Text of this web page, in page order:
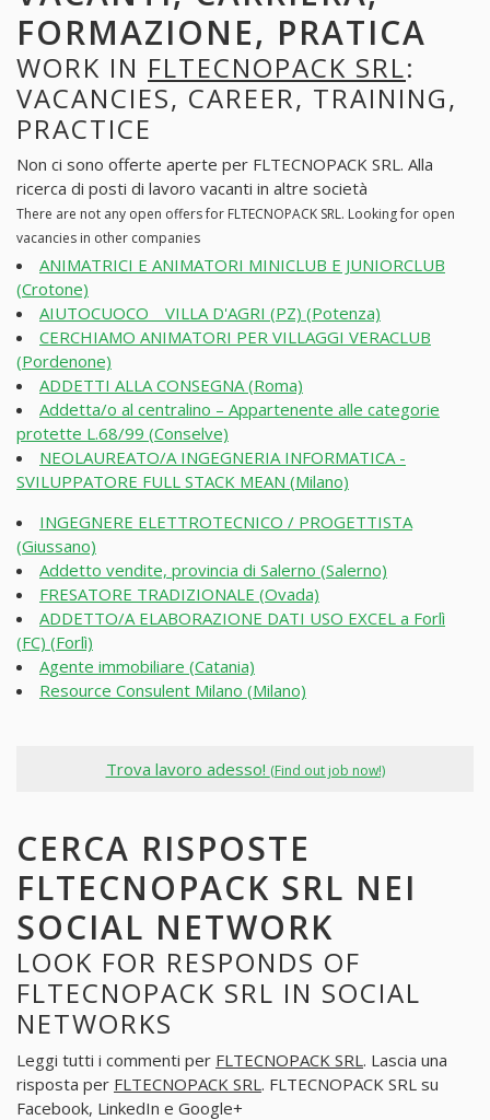
FORMAZIONE, PRATICA
WORK IN FLTECNOPACK SRL:
VACANCIES, CAREER, TRAINING,
PRACTICE
Non ci sono offerte aperte per FLTECNOPACK SRL. Alla
ricerca di posti di lavoro vacanti in altre società
There are not any open offers for FLTECNOPACK SRL. Looking for open
vacancies in other companies
ANIMATRICI E ANIMATORI MINICLUB E JUNIORCLUB
(Crotone)
AIUTOCUOCO _ VILLA D'AGRI (PZ) (Potenza)
CERCHIAMO ANIMATORI PER VILLAGGI VERACLUB
(Pordenone)
ADDETTI ALLA CONSEGNA (Roma)
Addetta/o al centralino – Appartenente alle categorie
protette L.68/99 (Conselve)
NEOLAUREATO/A INGEGNERIA INFORMATICA -
SVILUPPATORE FULL STACK MEAN (Milano)
INGEGNERE ELETTROTECNICO / PROGETTISTA
(Giussano)
Addetto vendite, provincia di Salerno (Salerno)
FRESATORE TRADIZIONALE (Ovada)
ADDETTO/A ELABORAZIONE DATI USO EXCEL a Forlì
(FC) (Forlì)
Agente immobiliare (Catania)
Resource Consulent Milano (Milano)
Trova lavoro adesso! (Find out job now!)
CERCA RISPOSTE
FLTECNOPACK SRL NEI
SOCIAL NETWORK
LOOK FOR RESPONDS OF
FLTECNOPACK SRL IN SOCIAL
NETWORKS
Leggi tutti i commenti per FLTECNOPACK SRL . Lascia una
risposta per FLTECNOPACK SRL . FLTECNOPACK SRL su
Facebook, LinkedIn e Google+